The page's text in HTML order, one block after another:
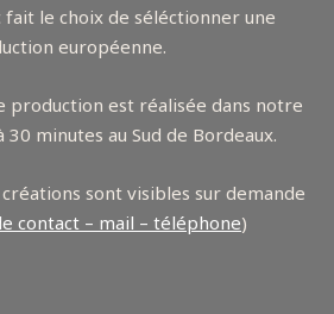
fait le choix de séléctionner une
européenne.
production est réalisée dans notre
minutes au Sud de Bordeaux.
sont visibles sur demande
contact – mail – téléphone)